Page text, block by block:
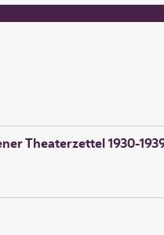
Theaterzettel 1930-